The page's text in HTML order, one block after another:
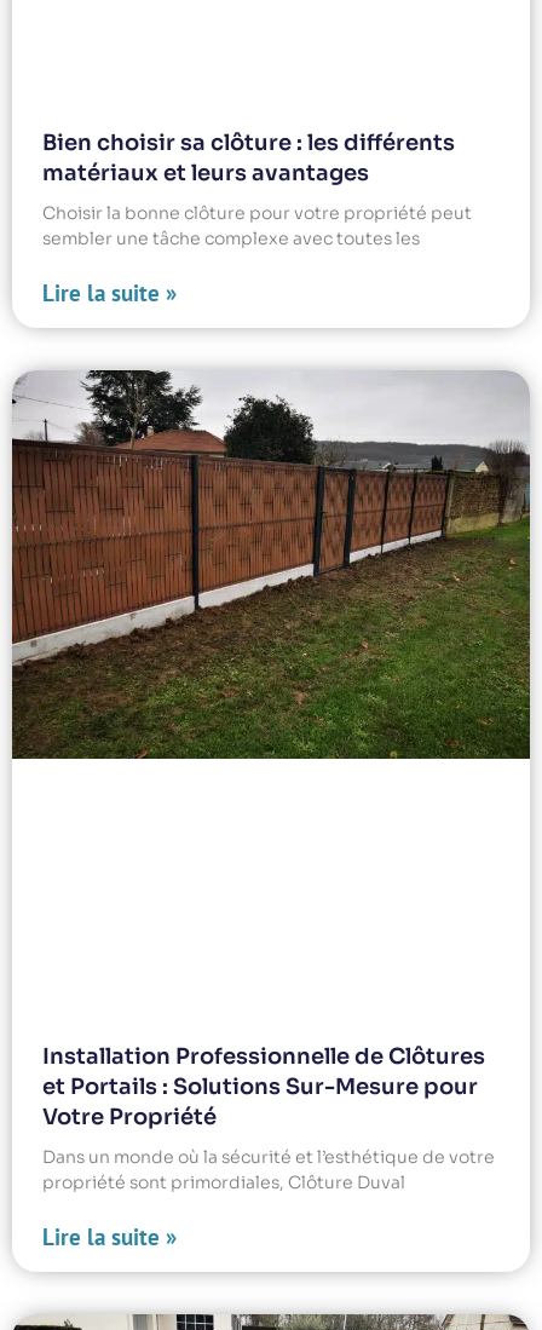
Bien choisir sa clôture : les différents
matériaux et leurs avantages
Choisir la bonne clôture pour votre propriété peut
sembler une tâche complexe avec toutes les
Lire la suite »
Installation Professionnelle de Clôtures
et Portails : Solutions Sur-Mesure pour
Votre Propriété
Dans un monde où la sécurité et l’esthétique de votre
propriété sont primordiales, Clôture Duval
Lire la suite »